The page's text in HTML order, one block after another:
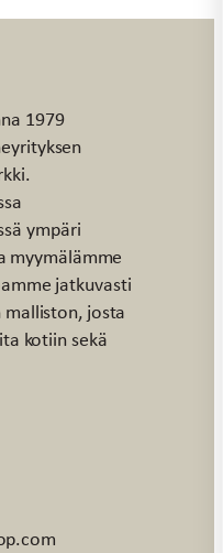
1979
ympäri
myymälämme
jatkuvasti
josta
kotiin sekä